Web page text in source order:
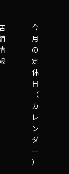
今
月
の
定
休
日
（
カ
レ
ン
ダ
ー
）